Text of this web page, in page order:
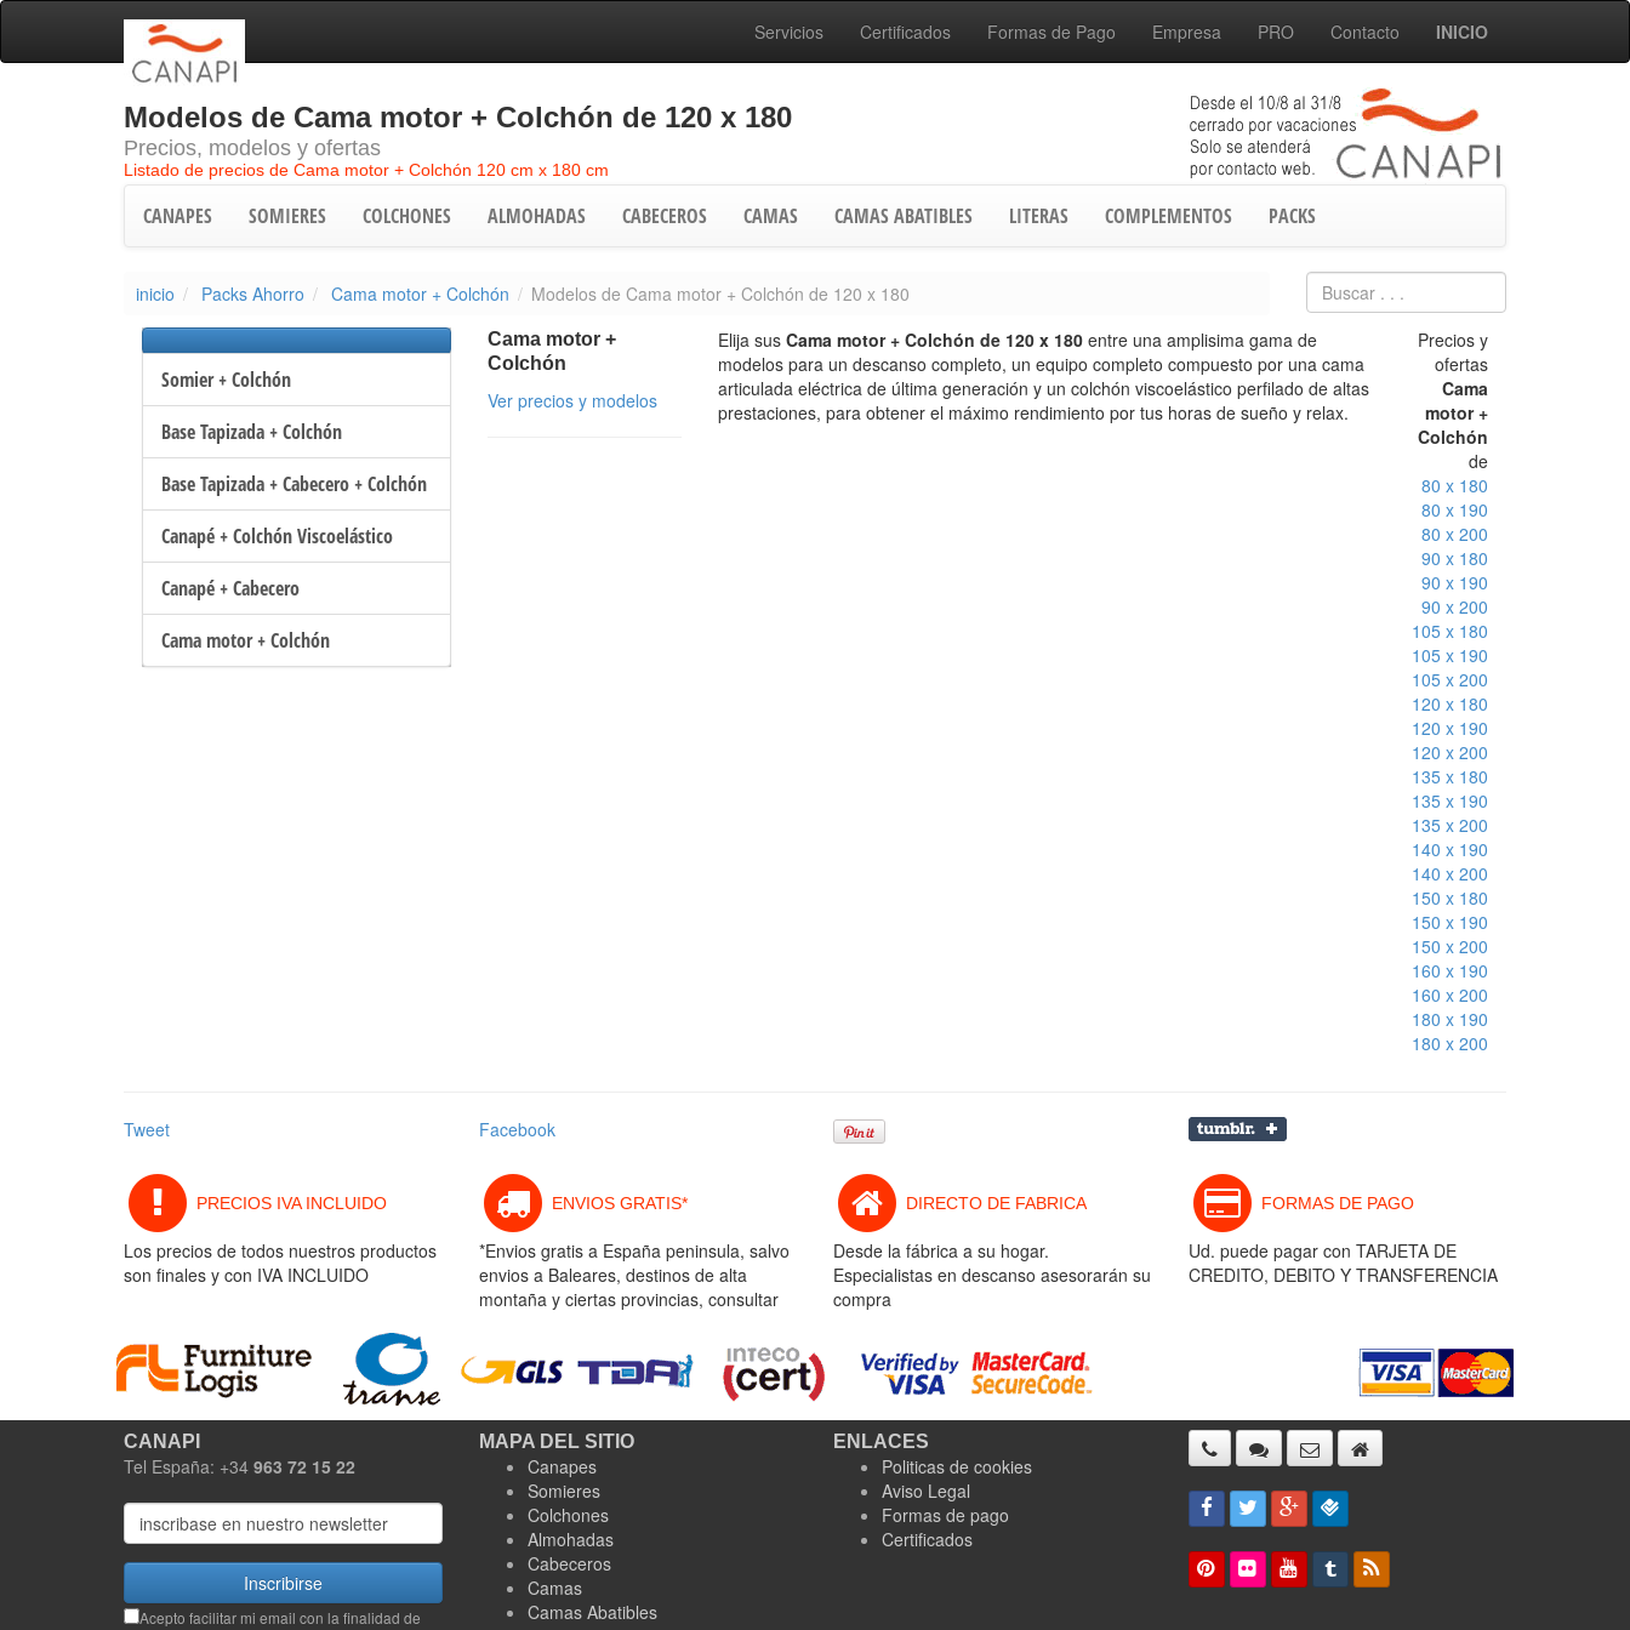
Servicios Certificados Formas de Pago Empresa PRO Contacto INICIO
Modelos de Cama motor + Colchón de 120 x 180
Precios, modelos y ofertas
Listado de precios de Cama motor + Colchón 120 cm x 180 cm
CANAPES SOMIERES COLCHONES ALMOHADAS CABECEROS CAMAS CAMAS ABATIBLES LITERAS COMPLEMENTOS PACKS
inicio Packs Ahorro Cama motor + Colchón Modelos de Cama motor + Colchón de 120 x 180
Somier + Colchón
Base Tapizada + Colchón
Base Tapizada + Cabecero + Colchón
Canapé + Colchón Viscoelástico
Canapé + Cabecero
Cama motor + Colchón
Cama motor +
Colchón
Ver precios y modelos
Elija sus Cama motor + Colchón de 120 x 180 entre una amplisima gama de
modelos para un descanso completo, un equipo completo compuesto por una cama
articulada eléctrica de última generación y un colchón viscoelástico perfilado de altas
prestaciones, para obtener el máximo rendimiento por tus horas de sueño y relax.
Precios y
ofertas
Cama
motor +
Colchón
de
80 x 180
80 x 190
80 x 200
90 x 180
90 x 190
90 x 200
105 x 180
105 x 190
105 x 200
120 x 180
120 x 190
120 x 200
135 x 180
135 x 190
135 x 200
140 x 190
140 x 200
150 x 180
150 x 190
150 x 200
160 x 190
160 x 200
180 x 190
180 x 200
Tweet Facebook
PRECIOS IVA INCLUIDO
Los precios de todos nuestros productos
son finales y con IVA INCLUIDO
ENVIOS GRATIS*
*Envios gratis a España peninsula, salvo
envios a Baleares, destinos de alta
montaña y ciertas provincias, consultar
DIRECTO DE FABRICA
Desde la fábrica a su hogar.
Especialistas en descanso asesorarán su
compra
FORMAS DE PAGO
Ud. puede pagar con TARJETA DE
CREDITO, DEBITO Y TRANSFERENCIA
CANAPI
Tel España: +34 963 72 15 22
Inscribirse
Acepto facilitar mi email con la finalidad de
MAPA DEL SITIO
Canapes
Somieres
Colchones
Almohadas
Cabeceros
Camas
Camas Abatibles
ENLACES
Politicas de cookies
Aviso Legal
Formas de pago
Certificados